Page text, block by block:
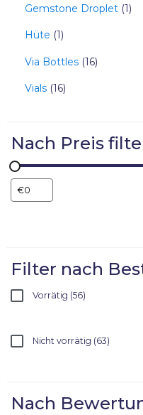
Gemstone Droplet 1
Hüte 1
Via Bottles 16
Vials 16
Nach Preis
Filter nach
Vorrätig 56
Nicht vorrätig 63
Nach